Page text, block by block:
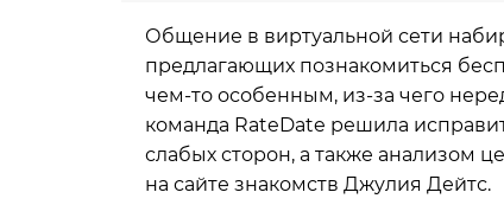
Общение в виртуальной сети
предлагающих познакомиться
чем-то особенным, из-за чего
команда RateDate решила
слабых сторон, а также анализом
на сайте знакомств Джулия Дейтс.